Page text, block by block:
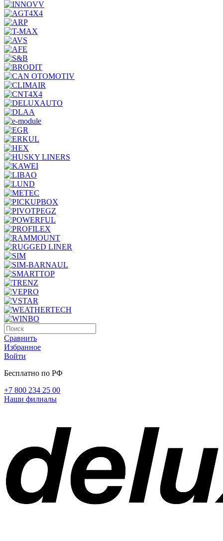
Сравнить
Избранное
Войти
Бесплатно по РФ
+7 800 234 25 00
Наши филиалы